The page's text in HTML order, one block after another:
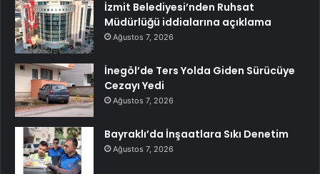
İzmit Belediyesi’nden Ruhsat
Müdürlüğü iddialarına açıklama
Ağustos 7, 2026
İnegöl’de Ters Yolda Giden Sürücüye
Cezayı Yedi
Ağustos 7, 2026
Bayraklı’da İnşaatlara Sıkı Denetim
Ağustos 7, 2026